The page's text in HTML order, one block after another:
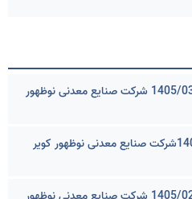
آگهی تمدید مزایده عمومی شماره 1405/03 شرکت صنایع معدنی نوظهور
آگهی مزایده عمومی شماره 03/ 1405شرکت صنایع معدنی نوظهور کویر